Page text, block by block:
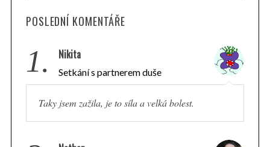
POSLEDNÍ KOMENTÁŘE
1. Nikita
Setkání s partnerem duše
Taky jsem zažila, je to síla a velká bolest.